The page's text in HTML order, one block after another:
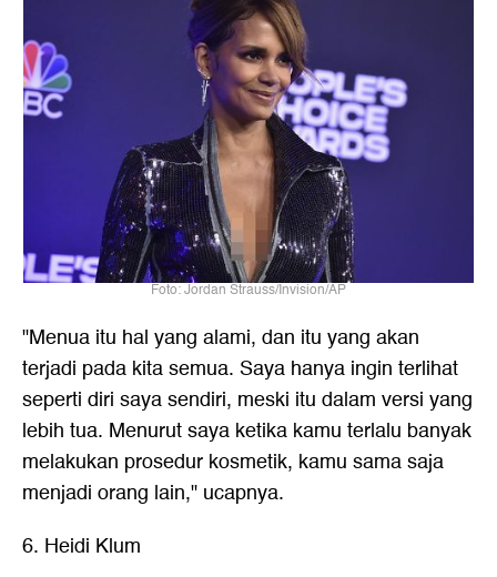
Foto: Jordan Strauss/Invision/AP
"Menua itu hal yang alami, dan itu yang akan
terjadi pada kita semua. Saya hanya ingin terlihat
seperti diri saya sendiri, meski itu dalam versi yang
lebih tua. Menurut saya ketika kamu terlalu banyak
melakukan prosedur kosmetik, kamu sama saja
menjadi orang lain," ucapnya.
6. Heidi Klum